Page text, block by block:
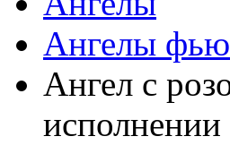
Ангелы
Ангел с
исполнении